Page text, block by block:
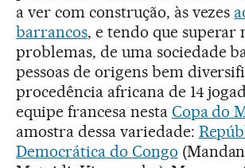
a ver com construção, às vezes
barrancos, e tendo que superar
problemas, de uma sociedade
pessoas de origens bem
procedência africana de 14
equipe francesa nesta Copa do
amostra dessa variedade:
Democrática do Congo